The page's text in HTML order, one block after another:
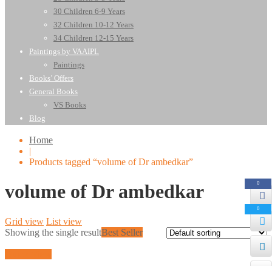
30 Children 6-9 Years
32 Children 10-12 Years
34 Children 12-15 Years
Paintings by VAAIPL
Paintings
Books’ Offers
General Books
VS Books
Blog
Home
|
Products tagged “volume of Dr ambedkar”
volume of Dr ambedkar
Grid view List view
Showing the single resultBest Seller
0
0